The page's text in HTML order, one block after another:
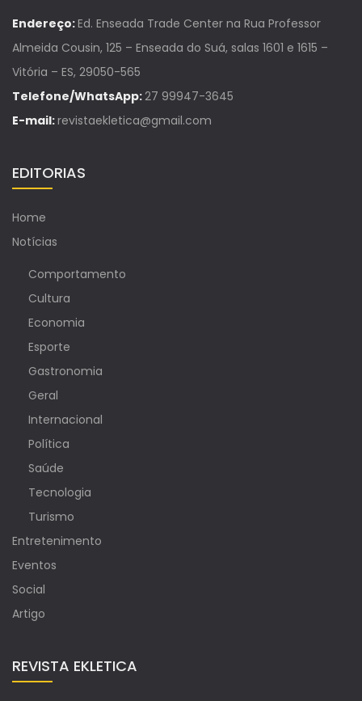
Endereço:Ed. Enseada Trade Center na Rua Professor
Almeida Cousin, 125 – Enseada do Suá, salas 1601 e 1615 –
Vitória – ES, 29050-565
Telefone/WhatsApp:27 99947-3645
E-mail:revistaekletica@gmail.com
EDITORIAS
Home
Notícias
Comportamento
Cultura
Economia
Esporte
Gastronomia
Geral
Internacional
Política
Saúde
Tecnologia
Turismo
Entretenimento
Eventos
Social
Artigo
REVISTA EKLETICA